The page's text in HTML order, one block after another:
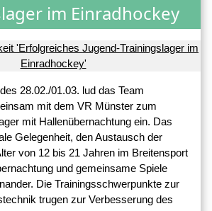
im Einradhockey
28.02./01.03. lud das Team
mit dem VR Münster zum
mit Hallenübernachtung ein. Das
Gelegenheit, den Austausch der
von 12 bis 21 Jahren im Breitensport
und gemeinsame Spiele
Die Trainingsschwerpunkte zur
trugen zur Verbesserung des